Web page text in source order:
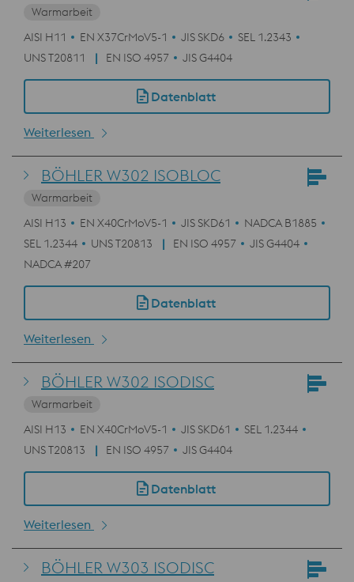
Warmarbeit
AISI H11
EN X37CrMoV5-1 JIS SKD6
SEL 1.2343
UNS T20811
EN ISO 4957 JIS G4404
Datenblatt
Weiterlesen
BÖHLER W302 ISOBLOC
Warmarbeit
AISI H13
EN X40CrMoV5-1 JIS SKD61
NADCA B1885
SEL 1.2344
UNS T20813 EN ISO 4957
JIS G4404
NADCA #207
Datenblatt
Weiterlesen
BÖHLER W302 ISODISC
Warmarbeit
AISI H13
EN X40CrMoV5-1 JIS SKD61
SEL 1.2344
UNS T20813
EN ISO 4957 JIS G4404
Datenblatt
Weiterlesen
BÖHLER W303 ISODISC